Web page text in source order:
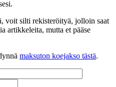
voit silti rekisteröityä, jolloin saat
artikkeleita, mutta et pääse
maksuton koejakso tästä.